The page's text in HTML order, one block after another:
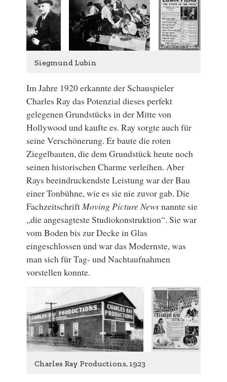
Siegmund Lubin
Im Jahre 1920 erkannte der Schauspieler
Charles Ray das Potenzial dieses perfekt
gelegenen Grundstücks in der Mitte von
Hollywood und kaufte es. Ray sorgte auch für
seine Verschönerung. Er baute die roten
Ziegelbauten, die dem Grundstück heute noch
seinen historischen Charme verleihen. Aber
Rays beeindruckendste Leistung war der Bau
einer Tonbühne, wie es sie nie zuvor gab. Die
FachzeitschriftMoving Picture Newsnannte sie
„die angesagteste Studiokonstruktion“. Sie war
vom Boden bis zur Decke in Glas
eingeschlossen und war das Modernste, was
man sich für Tag- und Nachtaufnahmen
vorstellen konnte.
Charles Ray Productions, 1923